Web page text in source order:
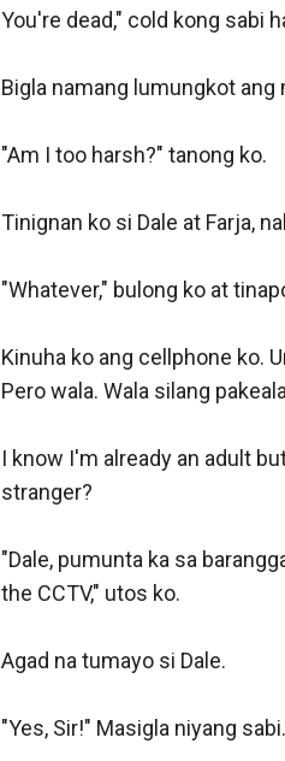
You're dead," cold kong sabi
Bigla namang lumungkot ang
"Am I too harsh?" tanong ko.
Tinignan ko si Dale at Farja,
"Whatever," bulong ko at
Kinuha ko ang cellphone ko.
Pero wala. Wala silang
I know I'm already an adult
stranger?
"Dale, pumunta ka sa
the CCTV," utos ko.
Agad na tumayo si Dale.
"Yes, Sir!" Masigla niyang sabi.